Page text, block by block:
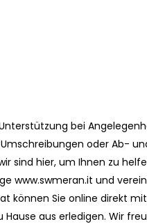
bei
oder Ab-
sind hier, um Ihnen zu
www.swmeran.it und
können Sie online direkt
aus erledigen. Wir